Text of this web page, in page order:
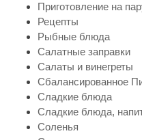
Приготовление на
Рецепты
Рыбные блюда
Салатные заправки
Салаты и винегреты
Сбалансированное
Сладкие блюда
Сладкие блюда,
Соленья